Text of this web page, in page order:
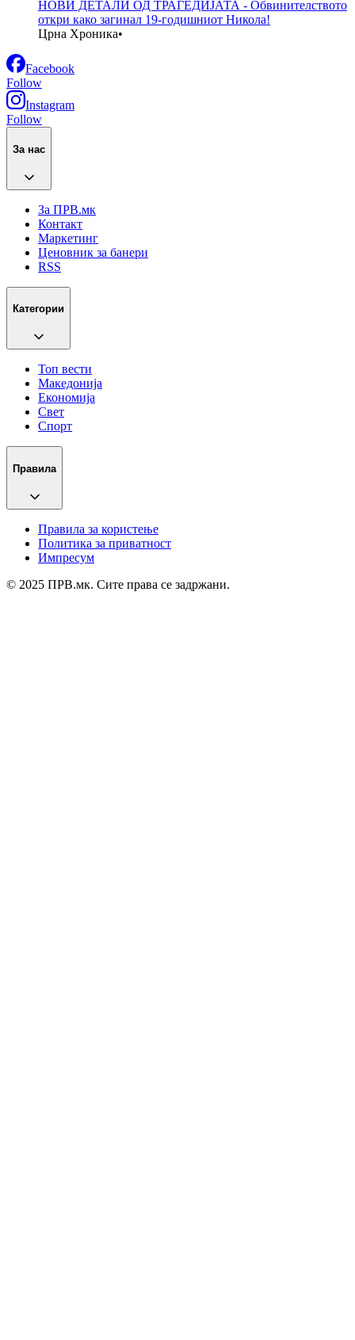
НОВИ ДЕТАЛИ ОД ТРАГЕДИЈАТА - Обвинителството
откри како загинал 19-годишниот Никола!
Црна Хроника•
Facebook
Follow
Instagram
Follow
За нас
За ПРВ.мк
Контакт
Маркетинг
Ценовник за банери
RSS
Категории
Топ вести
Македонија
Економија
Свет
Спорт
Правила
Правила за користење
Политика за приватност
Импресум
© 2025 ПРВ.мк. Сите права се задржани.